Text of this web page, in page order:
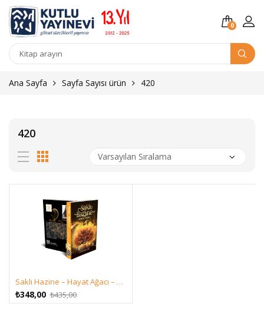
0
Kitap
Ana Sayfa Sayfa Sayısı ürün 420
420
Saklı Hazine – Hayat Ağacı – Yasemin Ak
₺435,00Orijinal
fiyat:
₺348,00
Şu
andaki